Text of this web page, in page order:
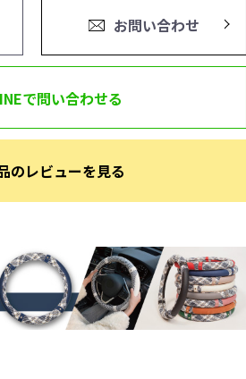
お問い合わせ
で問い合わせる
のレビューを見る